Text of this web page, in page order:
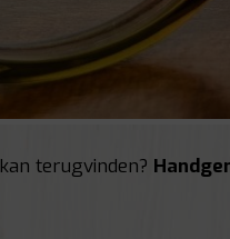
kan terugvinden?